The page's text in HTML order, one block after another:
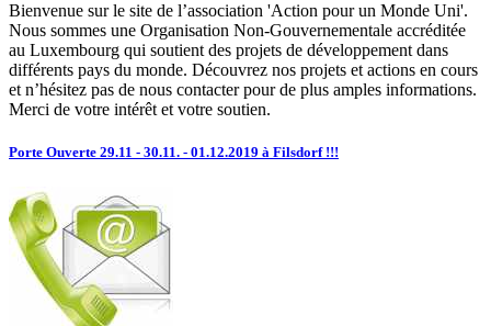
Bienvenue sur le site de l’association 'Action pour un Monde Uni'.
Nous sommes une Organisation Non-Gouvernementale accréditée
au Luxembourg qui soutient des projets de développement dans
différents pays du monde. Découvrez nos projets et actions en cours
et n’hésitez pas de nous contacter pour de plus amples informations.
Merci de votre intérêt et votre soutien.
Porte Ouverte 29.11 - 30.11. - 01.12.2019 à Filsdorf !!!